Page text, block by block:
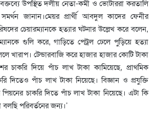
উপস্থিত দলীয় নেতা-কর্মী ও ভোটাররা করতালি
জানান।মেয়র প্রার্থী আবদুল কাদের ফেনীর
চেয়ারম্যানকে হত্যার ঘটনার উল্লেখ করে বলেন,
গুলি করে, গাড়িতে পেট্রল ঢেলে পুড়িয়ে হত্যা
টেন্ডারবাজি করে হাজার হাজার কোটি টাকা
চাকরি দিয়ে পাঁচ লাখ টাকা কামিয়েছে, প্রাথমিক
দিতেও পাঁচ লাখ টাকা নিয়েছে। বিজ্ঞান ও প্রযুক্তি
পিয়নের চাকরি দিতে পাঁচ লাখ টাকা নিয়েছে। এটা কি
পরিবর্তনের জন্য।’